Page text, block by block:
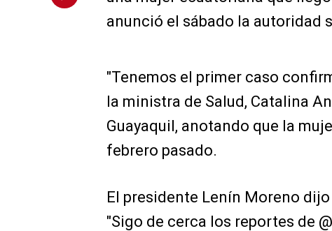
anunció el sábado la autoridad
"Tenemos el primer caso
la ministra de Salud, Catalina
Guayaquil, anotando que la
febrero pasado.
El presidente Lenín Moreno
"Sigo de cerca los reportes de